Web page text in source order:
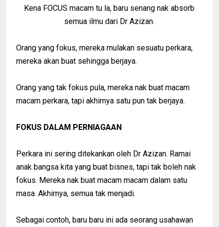
Kena FOCUS macam tu la, baru senang nak absorb
semua ilmu dari Dr Azizan.
Orang yang fokus, mereka mulakan sesuatu perkara,
mereka akan buat sehingga berjaya.
Orang yang tak fokus pula, mereka nak buat macam
macam perkara, tapi akhirnya satu pun tak berjaya.
FOKUS DALAM PERNIAGAAN
Perkara ini sering ditekankan oleh Dr Azizan. Ramai
anak bangsa kita yang buat bisnes, tapi tak boleh nak
fokus. Mereka nak buat macam macam dalam satu
masa. Akhirnya, semua tak menjadi.
Sebagai contoh, baru baru ini ada seorang usahawan